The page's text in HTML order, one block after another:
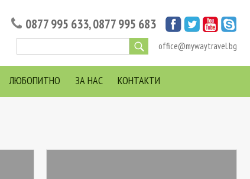
0877 995 633,0877 995 683
office@mywaytravel.bg
ЛЮБОПИТНО ЗА НАС КОНТАКТИ